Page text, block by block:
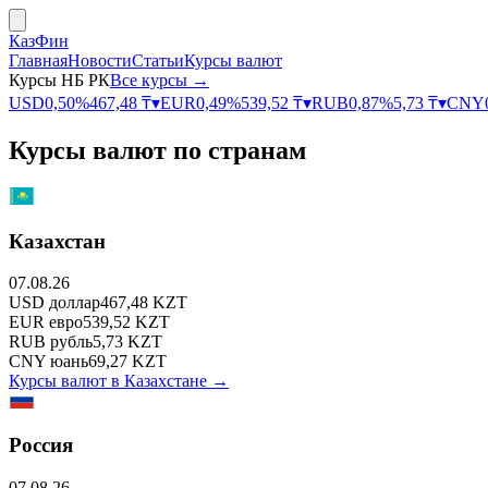
КазФин
ГлавнаяНовостиСтатьиКурсы валют
Курсы НБ РКВсе курсы →
USD0,50%467,48 ₸▾EUR0,49%539,52 ₸▾RUB0,87%5,73 ₸▾CNY
Курсы валют по странам
Казахстан
07.08.26
USD доллар467,48 KZT
EUR евро539,52 KZT
RUB рубль5,73 KZT
CNY юань69,27 KZT
Курсы валют в Казахстане →
Россия